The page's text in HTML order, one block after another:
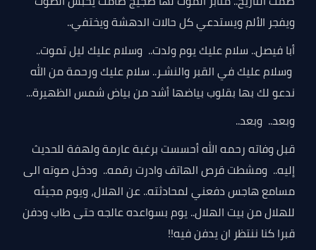
ويفجر الألم ويستدعي كل حالات الدهشة ويختفي..
أبا فيصل.. سلام عليك يوم ولدت.. وسلام عليك ليل تموت..
وسلام عليك في القبر والنشـر.. سلام عليك ورحمة من الله
ندعو لك بها بقلوب بياضها أشد من بياض شمس الظهيرة...
وبعد.. وبعد..
قبل وفاته رحمه الله أحسست برغبة عارمة ولهفة للحديث
إليه.. ومشطت قرص الهاتف وادرت رقمه.. ودخل صوته الى
مسامع هاجس دفعني لمحادثته.. عن الهلال، ويوم مجيئه
للهلال من بيت الهلال.. يوم بسواعده عالجه حتى طاب ودفن
قبرا كنا ننتظر ان يدفن فيه!!